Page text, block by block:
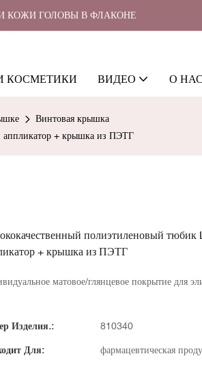
КОЖИ ГОЛОВЫ В ФЛАКОНЕ
КОСМЕТИКИ ВИДЕО О НАС
Винтовая крышка
аппликатор + крышка из ПЭТГ
полиэтиленовый
+ крышка из ПЭТГ
матовое/глянцевое покрытие для
Изделия.: 810340
Для: фармацевтическая